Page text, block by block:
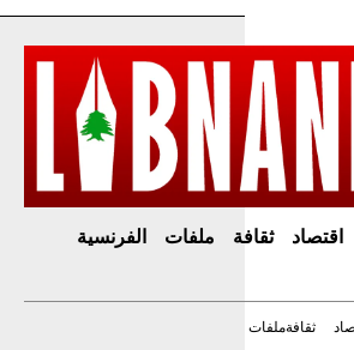
اقتصاد ثقافة ملفات
الفرنسية
ثقافةملفات